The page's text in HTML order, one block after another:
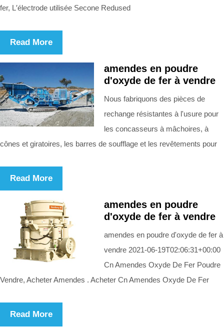
fer, L′électrode utilisée Secone Redused
Read More
amendes en poudre
d'oxyde de fer à vendre
Nous fabriquons des pièces de
rechange résistantes à l'usure pour
les concasseurs à mâchoires, à
cônes et giratoires, les barres de soufflage et les revêtements pour
Read More
amendes en poudre
d'oxyde de fer à vendre
amendes en poudre d'oxyde de fer à
vendre 2021-06-19T02:06:31+00:00
Cn Amendes Oxyde De Fer Poudre
Vendre, Acheter Amendes . Acheter Cn Amendes Oxyde De Fer
Read More